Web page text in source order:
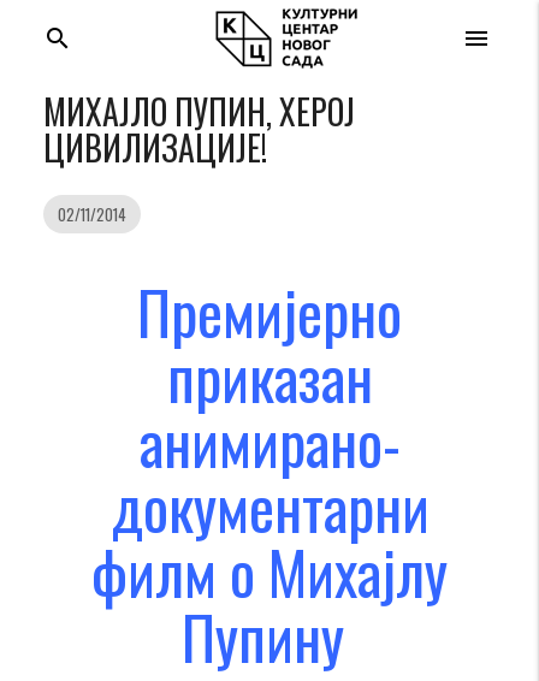
menu
search
МИХАЈЛО ПУПИН, ХЕРОЈ
ЦИВИЛИЗАЦИЈЕ!
02/11/2014
Премијерно
приказан
анимирано-
документарни
филм о Михајлу
Пупину